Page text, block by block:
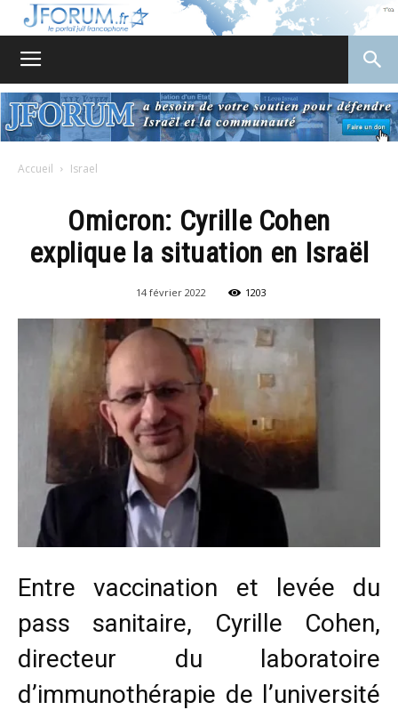
Accueil Israel
Omicron: Cyrille Cohen
explique la situation en Israël
14 février 2022 1203
Entre vaccination et levée du
pass sanitaire, Cyrille Cohen,
directeur du laboratoire
d’immunothérapie de l’université